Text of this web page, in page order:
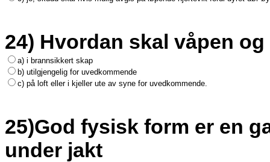
24) Hvordan skal våpen
a) i brannsikkert skap
b) utilgjengelig for uvedkommende
c) på loft eller i kjeller ute av syne for uvedkommende.
25)God fysisk form er en
under jakt